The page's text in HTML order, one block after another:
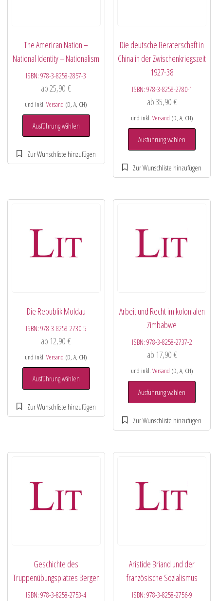
The American Nation –
National Identity – Nationalism
ISBN:978-3-8258-2857-3
ab25,90€
und inkl.Versand (D, A, CH)
Ausführung wählen
Die deutsche Beraterschaft in
China in der Zwischenkriegszeit
1927-38
ISBN: 978-3-8258-2780-1
ab35,90 €
und inkl. Versand (D, A, CH)
Ausführung wählen
Die Republik Moldau
ISBN:978-3-8258-2730-5
ab 12,90€
und inkl.Versand (D, A, CH)
Ausführung wählen
Arbeit und Recht im kolonialen
Zimbabwe
ISBN: 978-3-8258-2737-2
ab 17,90 €
und inkl. Versand (D, A, CH)
Ausführung wählen
Geschichte des
Truppenübungsplatzes Bergen
ISBN:978-3-8258-2753-4
Aristide Briand und der
französische Sozialismus
ISBN: 978-3-8258-2756-9